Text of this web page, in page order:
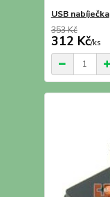
USB nabíječka
353 Kč
312 Kč/ks